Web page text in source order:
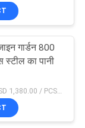
गार्डन 800
स्टील का पानी
USD 1.00 - USD 1,380.00 / PCS MOQ:एक सेट